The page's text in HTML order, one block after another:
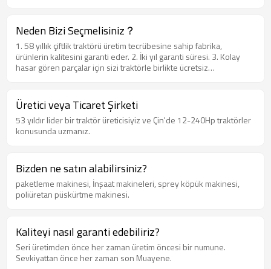
Neden Bizi Seçmelisiniz？
1. 58 yıllık çiftlik traktörü üretim tecrübesine sahip fabrika,
ürünlerin kalitesini garanti eder. 2. İki yıl garanti süresi. 3. Kolay
hasar gören parçalar için sizi traktörle birlikte ücretsiz
konfigürasyon seçimi. 6. Çevrimiçi teknolojik destek sunun. 7. En
iyi fiyat ve hizmetle süper ürün kalitesi vaat edin 8. En kısa teslimat
süresini sağlayın. 9. Çiftlik yalnızca fabrika fiyatını uygular
Üretici veya Ticaret Şirketi
53 yıldır lider bir traktör üreticisiyiz ve Çin'de 12-240Hp traktörler
konusunda uzmanız.
Bizden ne satın alabilirsiniz?
paketleme makinesi, İnşaat makineleri, sprey köpük makinesi,
poliüretan püskürtme makinesi.
Kaliteyi nasıl garanti edebiliriz?
Seri üretimden önce her zaman üretim öncesi bir numune.
Sevkiyattan önce her zaman son Muayene.